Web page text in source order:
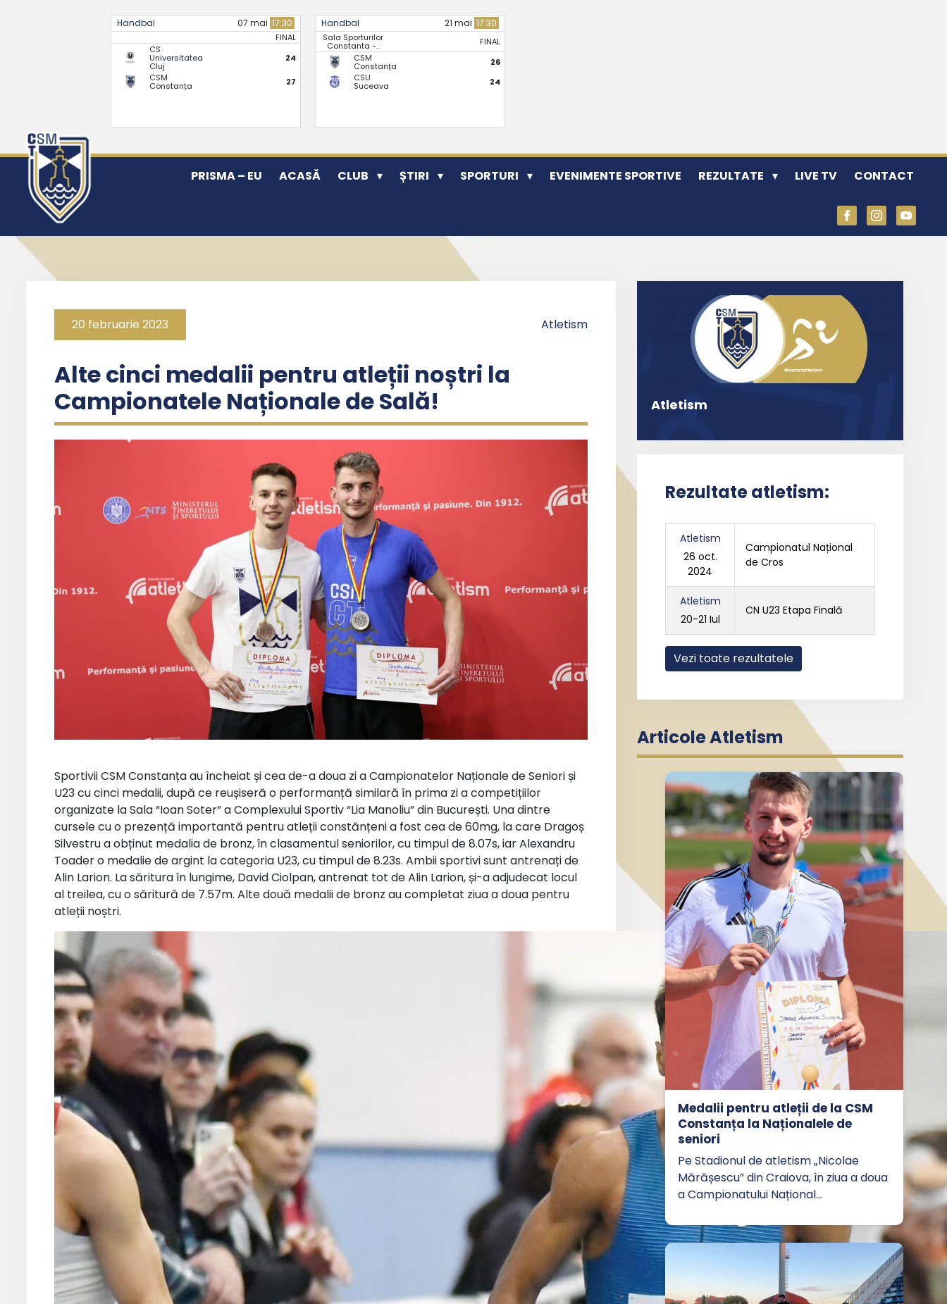
Handbal 07 mai 17:30
FINAL
CS
Universitatea
Cluj
24
CSM
Constanța 27
Handbal 21 mai 17:30
Sala Sporturilor
Constanta -..
FINAL
CSM
Constanța
26
CSU
Suceava 24
PRISMA – EU ACASĂ CLUB ȘTIRI SPORTURI EVENIMENTE SPORTIVE REZULTATE LIVE TV CONTACT
20 februarie 2023 Atletism
Alte cinci medalii pentru atleții noștri la
Campionatele Naționale de Sală!
Sportivii CSM Constanța au încheiat și cea de-a doua zi a Campionatelor Naționale de Seniori și
U23 cu cinci medalii, după ce reușiseră o performanță similară în prima zi a competițiilor
organizate la Sala “Ioan Soter” a Complexului Sportiv “Lia Manoliu” din București. Una dintre
cursele cu o prezență importantă pentru atleții constănțeni a fost cea de 60mg, la care Dragoș
Silvestru a obținut medalia de bronz, în clasamentul seniorilor, cu timpul de 8.07s, iar Alexandru
Toader o medalie de argint la categoria U23, cu timpul de 8.23s. Ambii sportivi sunt antrenați de
Alin Larion. La săritura în lungime, David Ciolpan, antrenat tot de Alin Larion, și-a adjudecat locul
al treilea, cu o săritură de 7.57m. Alte două medalii de bronz au completat ziua a doua pentru
atleții noștri.
Atletism
Rezultate atletism:
Atletism
26 oct.
2024
Campionatul Național
de Cros
Atletism
20-21 Iul
CN U23 Etapa Finală
Vezi toate rezultatele
Articole Atletism
Medalii pentru atleții de la CSM
Constanța la Naționalele de
seniori
Pe Stadionul de atletism „Nicolae
Mărășescu” din Craiova, în ziua a doua
a Campionatului Național…